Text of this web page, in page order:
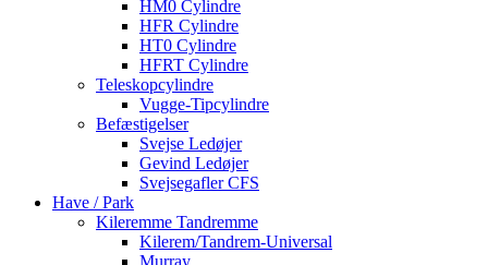
HM0 Cylindre
HFR Cylindre
HT0 Cylindre
HFRT Cylindre
Teleskopcylindre
Vugge-Tipcylindre
Befæstigelser
Svejse Ledøjer
Gevind Ledøjer
Svejsegafler CFS
Have / Park
Kileremme Tandremme
Kilerem/Tandrem-Universal
Murray